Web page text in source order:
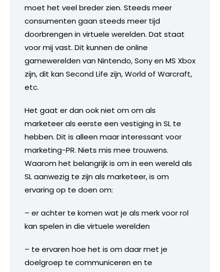
moet het veel breder zien. Steeds meer
consumenten gaan steeds meer tijd
doorbrengen in virtuele werelden. Dat staat
voor mij vast. Dit kunnen de online
gamewerelden van Nintendo, Sony en MS Xbox
zijn, dit kan Second Life zijn, World of Warcraft,
etc.
Het gaat er dan ook niet om om als
marketeer als eerste een vestiging in SL te
hebben. Dit is alleen maar interessant voor
marketing-PR. Niets mis mee trouwens.
Waarom het belangrijk is om in een wereld als
SL aanwezig te zijn als marketeer, is om
ervaring op te doen om:
– er achter te komen wat je als merk voor rol
kan spelen in die virtuele werelden
– te ervaren hoe het is om daar met je
doelgroep te communiceren en te